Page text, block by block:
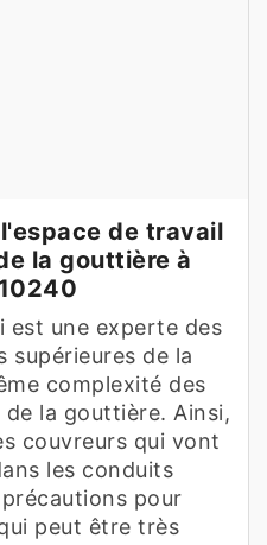
de travail
la gouttière à
est une experte des
supérieures de la
complexité des
la gouttière. Ainsi,
couvreurs qui vont
les conduits
pour
peut être très